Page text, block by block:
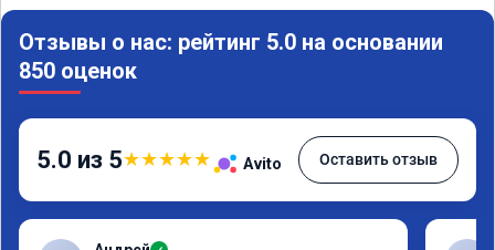
Отзывы о нас: рейтинг 5.0 на основании
850 оценок
5.0 из 5★★★★★ Avito Оставить отзыв